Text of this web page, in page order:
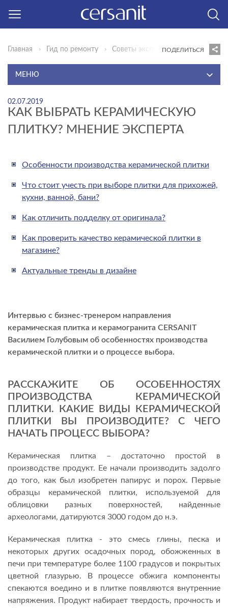
Главная Гид по ремонту Советы эксперта Как выбрать
ПОДЕЛИТЬСЯ
МЕНЮ
ИДЕИ ДЛЯ ВДОХНОВЕНИЯ
ИННОВАЦИИ КОМФОРТА
ГОТОВЫЕ РЕШЕНИЯ
ВИДЕОИНСТРУКЦИИ
КОНСТРУКТОР
02.07.2019
КАК ВЫБРАТЬ КЕРАМИЧЕСКУЮ
ПЛИТКУ? МНЕНИЕ ЭКСПЕРТА
Особенности производства керамической плитки
Что стоит учесть при выборе плитки для прихожей,
кухни, ванной, бани?
Как отличить подделку от оригинала?
Как проверить качество керамической плитки в
магазине?
Актуальные тренды в дизайне
Интервью c бизнес-тренером направления
керамическая плитка и керамогранита CERSANIT
Василием Голубовым об особенностях производства
керамической плитки и о процессе выбора.
РАССКАЖИТЕ ОБ ОСОБЕННОСТЯХ
ПРОИЗВОДСТВА КЕ РАМИЧЕСКОЙ
ПЛИТКИ. КАКИЕ ВИДЫ КЕРАМИЧЕСКОЙ
ПЛИТКИ ВЫ ПРОИЗВОДИТЕ? С ЧЕГО
НАЧАТЬ ПРОЦЕСС ВЫБОРА?
Керамическая плитка – достаточно простой в
производстве продукт. Ее начали производить задолго
до того, как был изобретен папирус и порох. Первые
образцы керамической плитки, используемой для
облицовки разных поверхностей, найденные
археологами, датируются 3000 годом до н.э.
Керамическая плитка - это смесь глины, песка и
некоторых других осадочных пород, обожженных в
печи при температуре более 1100 градусов и покрытых
цветной глазурью. В процессе обжига компоненты
спекаются воедино и в плитке появляются внутренние
напряжения. Продукт набирает твердость, прочность и